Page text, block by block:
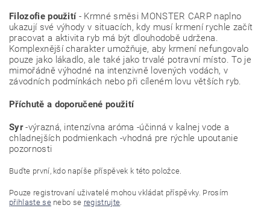
Filozofie použití- Krmné směsi MONSTER CARP naplno
ukazují své výhody v situacích, kdy musí krmení rychle začít
pracovat a aktivita ryb má být dlouhodobě udržena.
Komplexnější charakter umožňuje, aby krmení nefungovalo
pouze jako lákadlo, ale také jako trvalé potravní místo. To je
mimořádně výhodné na intenzivně lovených vodách, v
závodních podmínkách nebo při cíleném lovu větších ryb.
Příchutě a doporučené použití
Syr-výrazná, intenzívna aróma -účinná v kalnej vode a
chladnejších podmienkach -vhodná pre rýchle upoutanie
pozornosti
Buďte první, kdo napíše příspěvek k této položce.
Pouze registrovaní uživatelé mohou vkládat příspěvky. Prosím
přihlaste senebo se registrujte.